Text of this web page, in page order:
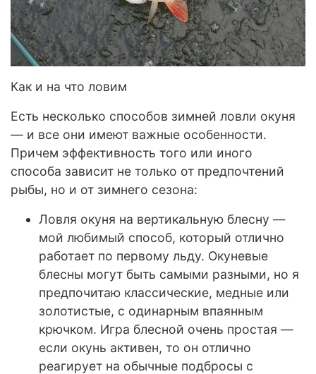
Как и на что ловим
Есть несколько способов зимней ловли окуня
— и все они имеют важные особенности.
Причем эффективность того или иного
способа зависит не только от предпочтений
рыбы, но и от зимнего сезона:
Ловля окуня на вертикальную блесну —
мой любимый способ, который отлично
работает по первому льду. Окуневые
блесны могут быть самыми разными, но я
предпочитаю классические, медные или
золотистые, с одинарным впаянным
крючком. Игра блесной очень простая —
если окунь активен, то он отлично
реагирует на обычные подбросы с